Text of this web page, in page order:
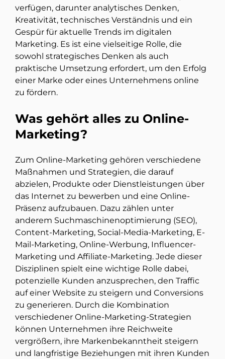
verfügen, darunter analytisches Denken,
Kreativität, technisches Verständnis und ein
Gespür für aktuelle Trends im digitalen
Marketing. Es ist eine vielseitige Rolle, die
sowohl strategisches Denken als auch
praktische Umsetzung erfordert, um den Erfolg
einer Marke oder eines Unternehmens online
zu fördern.
Was gehört alles zu Online-
Marketing?
Zum Online-Marketing gehören verschiedene
Maßnahmen und Strategien, die darauf
abzielen, Produkte oder Dienstleistungen über
das Internet zu bewerben und eine Online-
Präsenz aufzubauen. Dazu zählen unter
anderem Suchmaschinenoptimierung (SEO),
Content-Marketing, Social-Media-Marketing, E-
Mail-Marketing, Online-Werbung, Influencer-
Marketing und Affiliate-Marketing. Jede dieser
Disziplinen spielt eine wichtige Rolle dabei,
potenzielle Kunden anzusprechen, den Traffic
auf einer Website zu steigern und Conversions
zu generieren. Durch die Kombination
verschiedener Online-Marketing-Strategien
können Unternehmen ihre Reichweite
vergrößern, ihre Markenbekanntheit steigern
und langfristige Beziehungen mit ihren Kunden